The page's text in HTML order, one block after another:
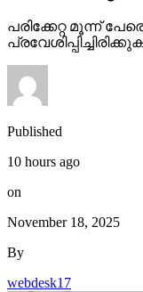
പരിക്കേറ്റ മൂന്ന്
Published
10 hours ago
on
November 18, 2025
By
webdesk17